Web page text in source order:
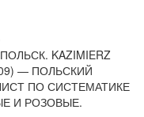
KAZIMIERZ
— ПОЛЬСКИЙ
ПО СИСТЕМАТИКЕ
И РОЗОВЫЕ.